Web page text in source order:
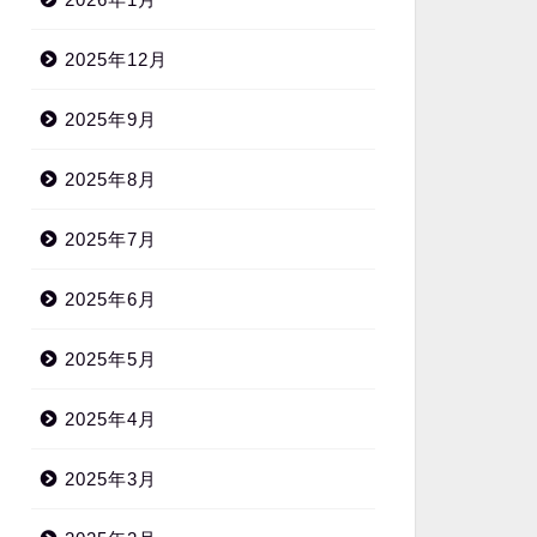
2025年12月
2025年9月
2025年8月
2025年7月
2025年6月
2025年5月
2025年4月
2025年3月